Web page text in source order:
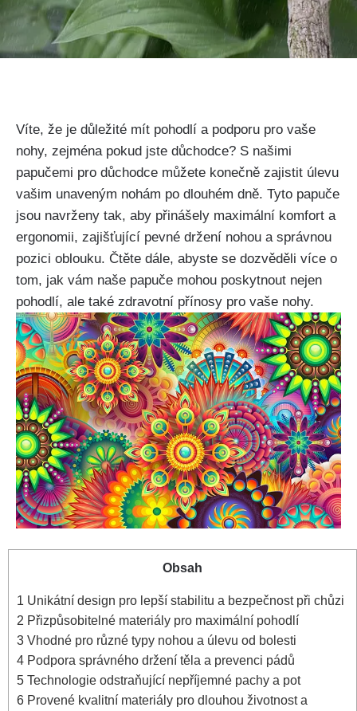
Víte, že je důležité mít ⁢pohodlí a podporu pro vaše
nohy, zejména pokud jste důchodce? S našimi
papučemi pro ⁣důchodce ‌můžete konečně zajistit úlevu
vašim unaveným nohám po‌ dlouhém dně.⁤ Tyto papuče
jsou navrženy tak,​ aby přinášely maximální komfort a
ergonomii, zajišťující pevné držení nohou a správnou
pozici oblouku. Čtěte⁣ dále, ​abyste se dozvěděli⁢ více o
tom, jak vám naše⁣ papuče ⁢mohou poskytnout nejen
pohodlí, ale také zdravotní přínosy pro vaše‍ nohy.
Obsah
1 Unikátní design ⁣pro‌ lepší stabilitu a bezpečnost při chůzi
2 Přizpůsobitelné​ materiály pro maximální⁢ pohodlí
3 Vhodné pro různé typy nohou a úlevu od bolesti
4 Podpora správného držení těla‍ a prevenci pádů
5 Technologie odstraňující nepříjemné pachy ‍a pot
6 Provené‌ kvalitní materiály pro dlouhou životnost a